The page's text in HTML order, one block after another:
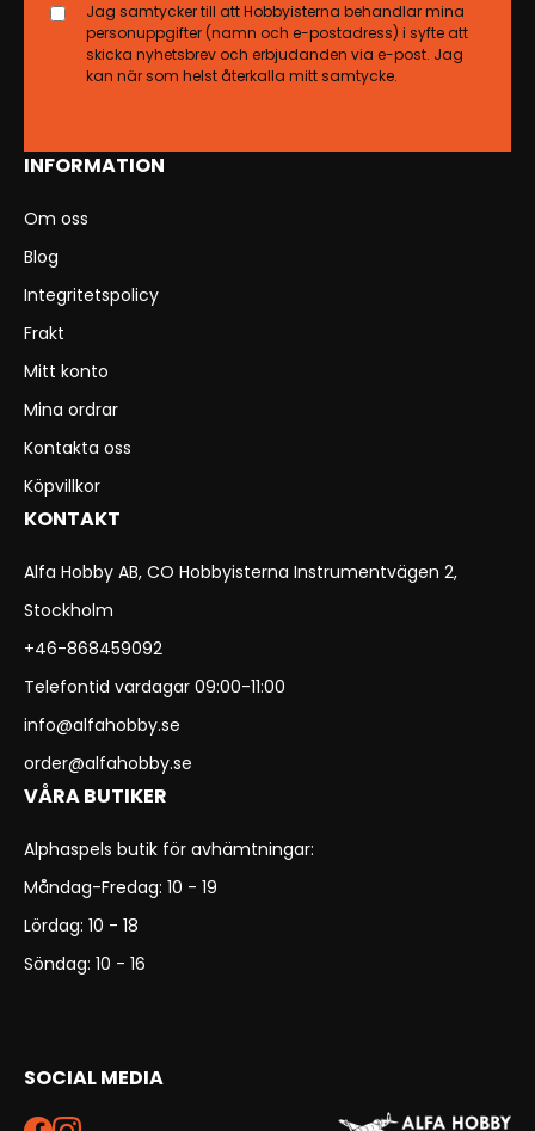
INFORMATION
Om oss
Blog
Integritetspolicy
Frakt
Mitt konto
Mina ordrar
Kontakta oss
Köpvillkor
KONTAKT
Alfa Hobby AB, CO Hobbyisterna Instrumentvägen 2,
Stockholm
+46-868459092
Telefontid vardagar 09:00-11:00
info@alfahobby.se
order@alfahobby.se
VÅRA BUTIKER
Alphaspels butik för avhämtningar:
Måndag-Fredag: 10 - 19
Lördag: 10 - 18
Söndag: 10 - 16
SOCIAL MEDIA
Jag samtycker till att Hobbyisterna behandlar mina
personuppgifter (namn och e-postadress) i syfte att
skicka nyhetsbrev och erbjudanden via e-post. Jag
kan när som helst återkalla mitt samtycke.